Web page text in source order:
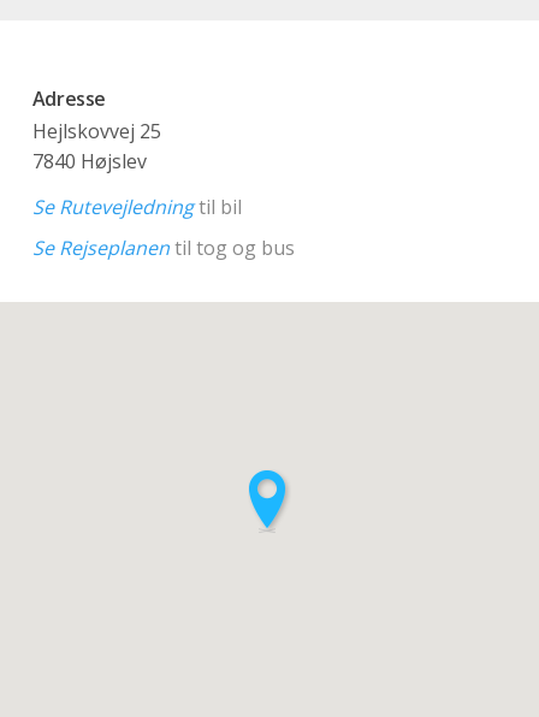
Adresse
Hejlskovvej 25
7840 Højslev
Se Rutevejledningtil bil
Se Rejseplanentil tog og bus